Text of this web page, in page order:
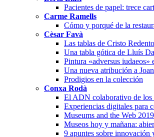
Pacientes de papel: trece
Carme Ramells
Cómo y porqué de la
Cèsar Favà
Las tablas de Cristo
Una tabla gótica de Lluís
Pintura «adversus
Una nueva atribución a
Prodigios en la colección
Conxa Rodà
El ADN colaborativo de los
Experiencias digitales para
Museums and the Web
Museos hoy y mañana:
9 apuntes sobre innovación